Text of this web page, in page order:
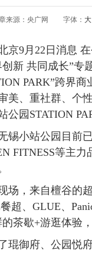
来源：央广网 字体： 大
京9月22日消息
创新 共同成长”专
PARK”跨界
美、重社群、个
公园STATION
锡小站公园目前
FITNESS等主
场，来自檀谷的
餐超、GLUE、
茶歇+游逛体验
琨御府、公园悦